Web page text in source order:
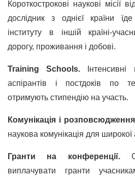
Короткострокові наукові місії
дослідник з однієї країни
інституту в іншій країні-
дорогу, проживання і добові.
Training Schools. Інтенсивні
аспірантів і постдоків по
отримують стипендію на участь.
Комунікація і
наукова комунікація для широкої
Гранти на конференції.
виплачувати гранти